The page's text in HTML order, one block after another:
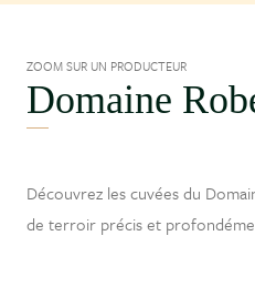
ZOOM SUR UN PRODUCTEUR
Domaine
Découvrez les cuvées du
de terroir précis et